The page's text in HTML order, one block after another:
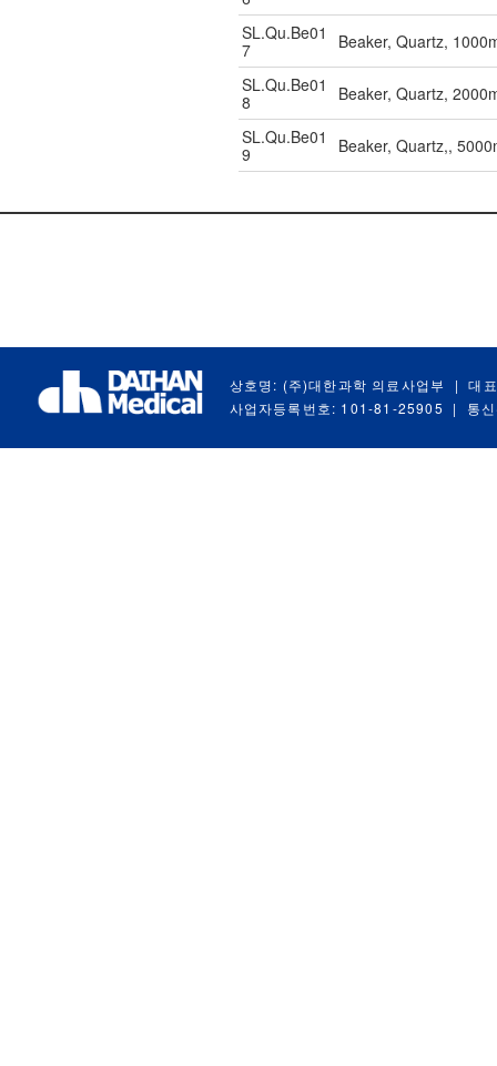
SL.Qu.Be01
7
Beaker, Quartz,
SL.Qu.Be01
8
Beaker, Quartz,
SL.Qu.Be01
9
Beaker, Quartz,,
상호명: (주)대한과학 의료사업부 |
대
사업자등록번호: 101-81-25905
| 통